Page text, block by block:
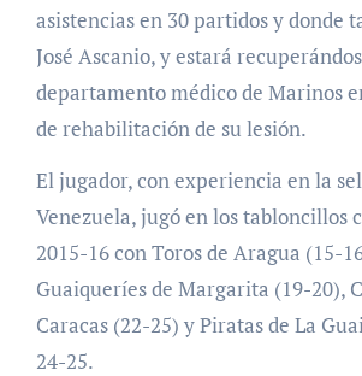
asistencias en 30 partidos y donde
José Ascanio, y estará
departamento médico de Marinos
de rehabilitación de su lesión.
El jugador, con experiencia en la
Venezuela, jugó en los tabloncillos
2015-16 con Toros de Aragua (15-
Guaiqueríes de Margarita (19-20),
Caracas (22-25) y Piratas de La
24-25.